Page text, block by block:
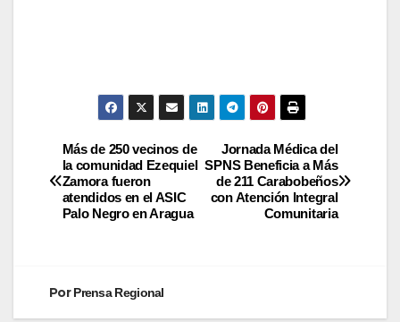
Jornada Médica del
SPNS Beneficia a Más
de 211 Carabobeños
con Atención Integral
Comunitaria
Más de 250 vecinos de
la comunidad Ezequiel
Zamora fueron
atendidos en el ASIC
Palo Negro en Aragua
PorPrensa Regional